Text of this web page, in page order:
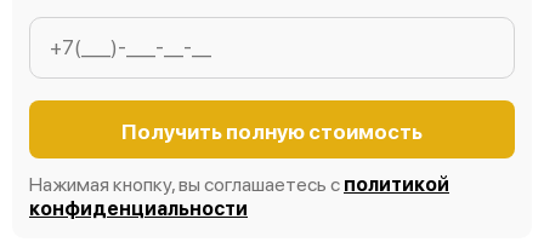
Получить полную стоимость
Нажимая кнопку, вы соглашаетесь с политикой
конфиденциальности